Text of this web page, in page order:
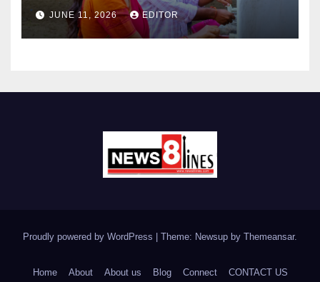
JUNE 11, 2026 EDITOR
Proudly powered by WordPress Theme: Newsup by Themeansar.
Home About About us Blog Connect CONTACT US